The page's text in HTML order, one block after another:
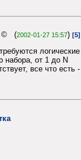
© (2002-01-27 15:57) [5]
набора, от 1 до N
все что есть